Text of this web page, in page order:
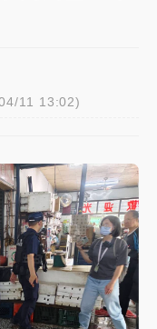
抗告成功 今重開羈
天 「紅到發紫」降
動元件、低軌衛星
仲諒向法院聲請遭
預約開賣一度塞車
11 13:02)